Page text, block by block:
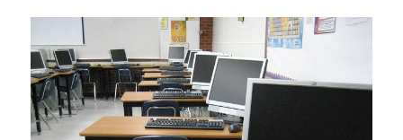
ッ
プ
を
映
し
出
す、